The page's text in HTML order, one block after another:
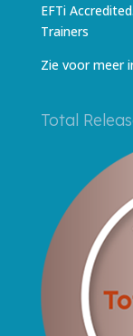
EFTi
Trainers
Zie voor meer
Total